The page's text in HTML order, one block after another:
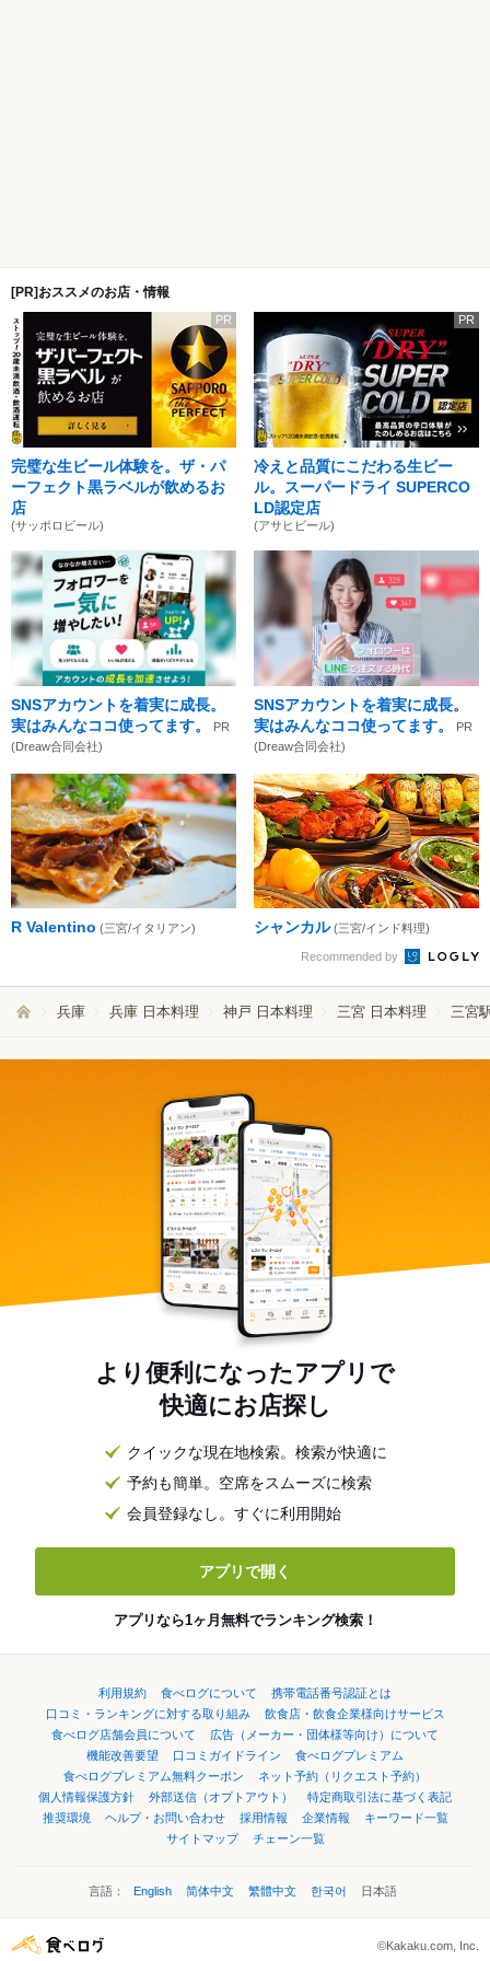
[PR]おススメのお店・情報
PR
完璧な生ビール体験を。ザ・パ
ーフェクト黒ラベルが飲めるお
店
(サッポロビール)
PR
冷えと品質にこだわる生ビー
ル。スーパードライ SUPERCO
LD認定店
(アサヒビール)
SNSアカウントを着実に成長。
実はみんなココ使ってます。
PR
(Dreaw合同会社)
SNSアカウントを着実に成長。
実はみんなココ使ってます。
PR
(Dreaw合同会社)
R Valentino (三宮/イタリアン) シャンカル (三宮/インド料理)
Recommended by
兵庫 兵庫 日本料理 神戸 日本料理 三宮 日本料理 三宮
より便利になったアプリで
快適にお店探し
クイックな現在地検索。検索が快適に
予約も簡単。空席をスムーズに検索
会員登録なし。すぐに利用開始
アプリで開く
アプリなら1ヶ月無料でランキング検索！
利用規約 食べログについて
携帯電話番号認証とは
口コミ・ランキングに対する取り組み
飲食店・飲食企業様向けサービス
食べログ店舗会員について
広告（メーカー・団体様等向け）について
機能改善要望
口コミガイドライン
食べログプレミアム
食べログプレミアム無料クーポン
ネット予約（リクエスト予約）
個人情報保護方針
外部送信（オプトアウト）
特定商取引法に基づく表記
推奨環境
ヘルプ・お問い合わせ 採用情報 企業情報
キーワード一覧
サイトマップ
チェーン一覧
言語： English 简体中文 繁體中文 한국어 日本語
©Kakaku.com, Inc.